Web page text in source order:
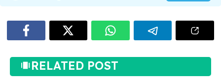
RELATED POST